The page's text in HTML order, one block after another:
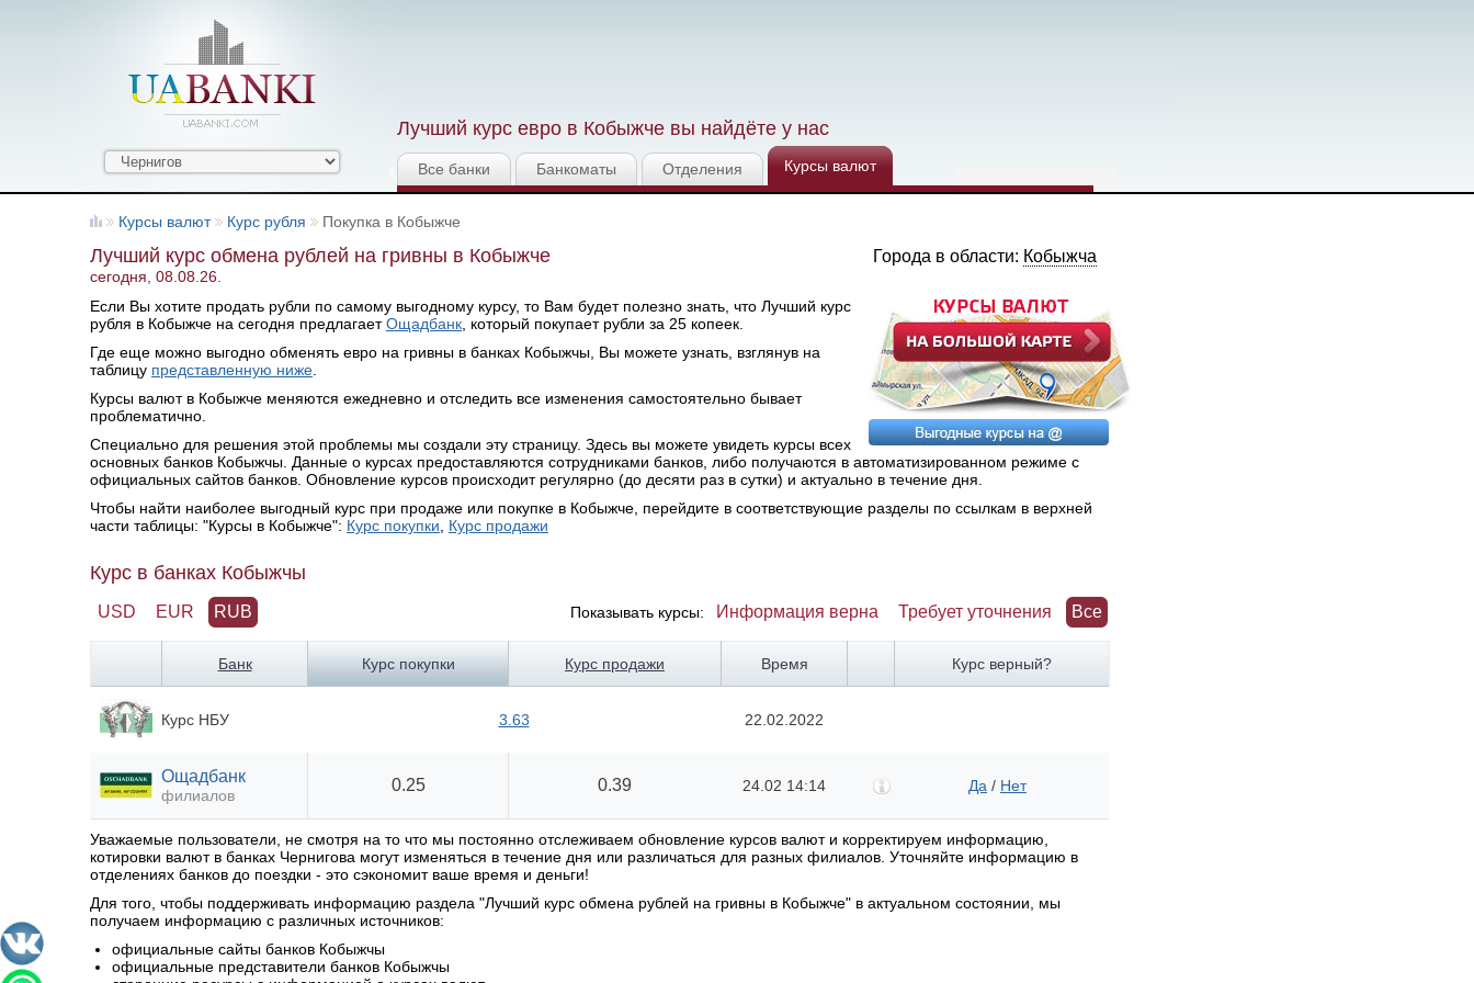
Лучший курс евро в Кобыжче вы найдёте у нас
Все банки Банкоматы Отделения Курсы валют
Курсы валют Курс рубля Покупка в Кобыжче
Лучший курс обмена рублей на гривны в Кобыжче
сегодня, 08.08.26.
Города в области: Кобыжча
Если Вы хотите продать рубли по самому выгодному курсу, то Вам будет полезно знать, что Лучший курс
рубля в Кобыжче на сегодня предлагаетОщадбанк , который покупает рубли за 25 копеек.
Где еще можно выгодно обменять евро на гривны в банках Кобыжчы, Вы можете узнать, взглянув на
таблицу представленную ниже
Курсы валют в Кобыжче меняются ежедневно и отследить все изменения самостоятельно бывает
проблематично.
Специально для решения этой проблемы мы создали эту страницу. Здесь вы можете увидеть курсы всех
основных банков Кобыжчы. Данные о курсах предоставляются сотрудниками банков, либо получаются в автоматизированном режиме с
официальных сайтов банков. Обновление курсов происходит регулярно (до десяти раз в сутки) и актуально в течение дня.
Чтобы найти наиболее выгодный курс при продаже или покупке в Кобыжче, перейдите в соответствующие разделы по ссылкам в верхней
части таблицы: "Курсы в Кобыжче": Курс покупки Курс продажи
Курс в банках Кобыжчы
USD EUR RUB Показывать курсы: Информация верна Требует уточнения Все
Банк Курс покупки Курс продажи Время Курс верный?
Курс НБУ 3.63 22.02.2022
Ощадбанк
филиалов
0.25 0.39 24.02 14:14 Да / Нет
Уважаемые пользователи, не смотря на то что мы постоянно отслеживаем обновление курсов валют и корректируем информацию,
котировки валют в банках Чернигова могут изменяться в течение дня или различаться для разных филиалов. Уточняйте информацию в
отделениях банков до поездки - это сэкономит ваше время и деньги!
Для того, чтобы поддерживать информацию раздела "Лучший курс обмена рублей на гривны в Кобыжче" в актуальном состоянии, мы
получаем информацию с различных источников:
официальные сайты банков Кобыжчы
официальные представители банков Кобыжчы